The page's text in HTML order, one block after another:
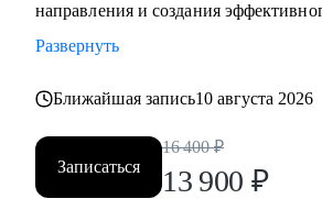
направления и создания
Развернуть
Ближайшая запись10 августа 2026
Записаться
16 400 ₽
13 900 ₽